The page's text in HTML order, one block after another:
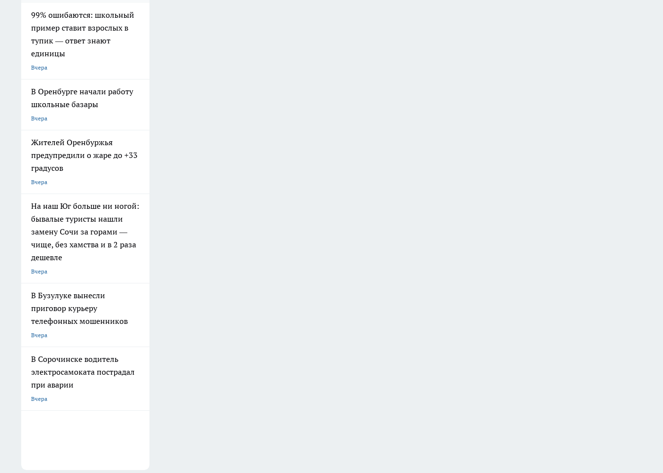
99% ошибаются: школьный
пример ставит взрослых в
тупик — ответ знают
единицы
Вчера
В Оренбурге начали работу
школьные базары
Вчера
Жителей Оренбуржья
предупредили о жаре до +33
градусов
Вчера
На наш Юг больше ни ногой:
бывалые туристы нашли
замену Сочи за горами —
чище, без хамства и в 2 раза
дешевле
Вчера
В Бузулуке вынесли
приговор курьеру
телефонных мошенников
Вчера
В Сорочинске водитель
электросамоката пострадал
при аварии
Вчера